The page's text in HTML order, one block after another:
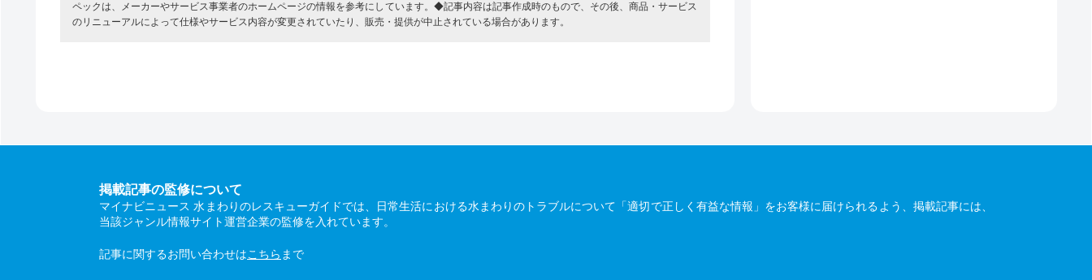
ペックは、メーカーやサービス事業者のホームページの情報を参考にしています。◆記事内容は記事作成時のもので、その後、商品・サービス
のリニューアルによって仕様やサービス内容が変更されていたり、販売・提供が中止されている場合があります。
掲載記事の監修について
マイナビニュース 水まわりのレスキューガイドでは、日常生活における水まわりのトラブルについて「適切で正しく有益な情報」をお客様に届けられるよう、掲載記事には、
当該ジャンル情報サイト運営企業の監修を入れています。
記事に関するお問い合わせはこちら まで